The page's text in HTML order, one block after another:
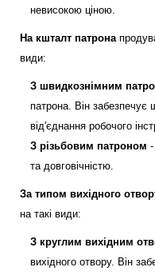
невисокою ціною.
На кшталт патрона
види:
З швидкознімним
патрона. Він забезпечує
від'єднання робочого
З різьбовим патроном
та довговічністю.
За типом вихідного
на такі види:
З круглим вихідним
вихідного отвору. Він